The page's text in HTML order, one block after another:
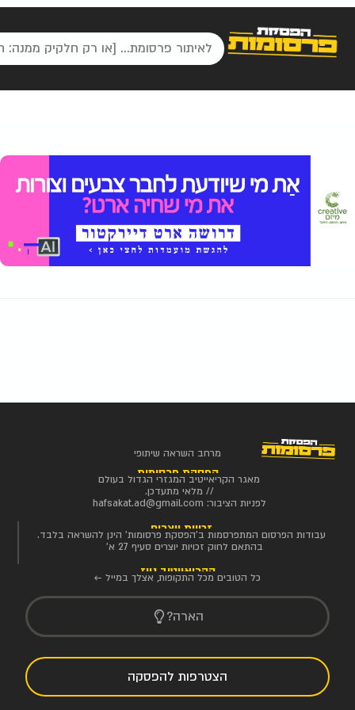
מרחב השראה שיתופי
הפסקת פרסומות
מאגר הקריאייטיב המגזרי הגדול בעולם
// מלאי מתעדכן.
לפניות הציבור: hafsakat.ad@gmail.com
זכויות יוצרים
עבודות הפרסום המתפרסמות ב'הפסקת פרסומות' הינן להשראה בלבד.
בהתאם לחוק זכויות יוצרים סעיף 27 א'
הקריאייטיב ניוז
כל הטובים מכל התקופות, אצלך במייל ←
הארה?
הצטרפות להפסקה